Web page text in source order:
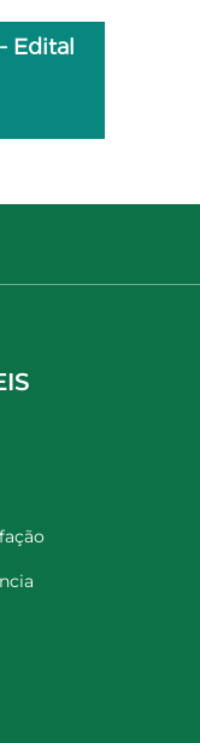
Edital